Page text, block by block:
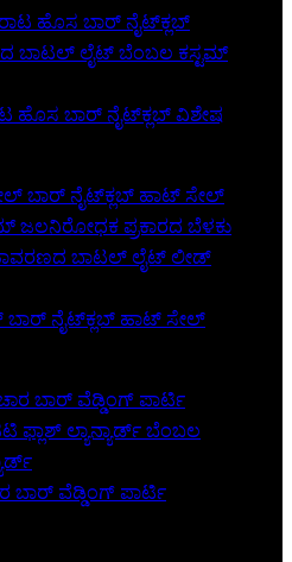
ಹೊಸ ಬಾರ್ ನೈಟ್‌ಕ್ಲಬ್ ವಿಶೇಷ
ಬಾರ್ ನೈಟ್‌ಕ್ಲಬ್ ಹಾಟ್ ಸೇಲ್
ಬಾರ್ ವೆಡ್ಡಿಂಗ್ ಪಾರ್ಟಿ